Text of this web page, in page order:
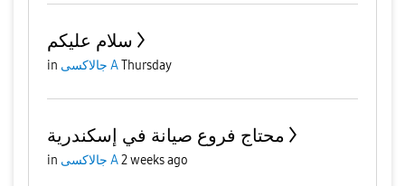
سلام عليكم
in جالاكسى AThursday
محتاج فروع صيانة في إسكندرية
in جالاكسى A2 weeks ago